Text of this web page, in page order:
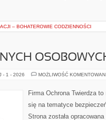
– BOHATEROWIE CODZIENNOŚCI
- 1 - 2026 MOŻLIWOŚĆ
Firma Ochrona Twierdza
się na tematyce
Strona została